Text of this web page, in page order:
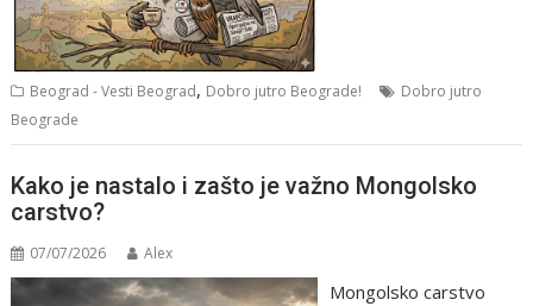
Beograd - Vesti Beograd, Dobro jutro Beograde!
Dobro jutro
Beograde
Kako je nastalo i zašto je važno Mongolsko
carstvo?
07/07/2026 Alex
Mongolsko carstvo